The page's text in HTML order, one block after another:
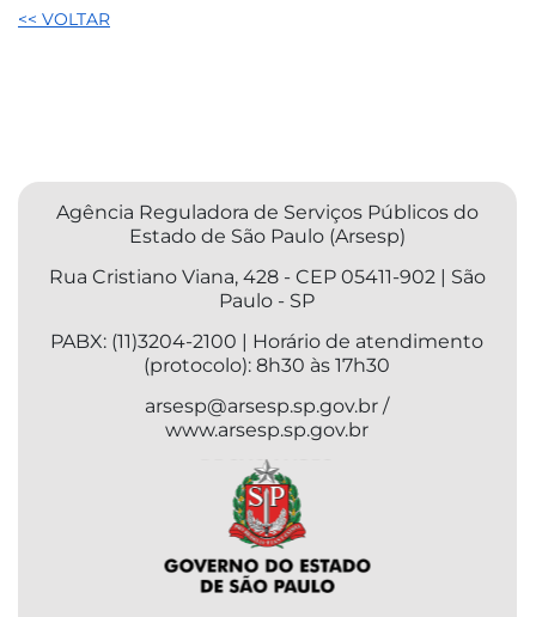
<< VOLTAR
Agência Reguladora de Serviços Públicos do
Estado de São Paulo (Arsesp)
Rua Cristiano Viana, 428 - CEP 05411-902 | São
Paulo - SP
PABX: (11)3204-2100 | Horário de atendimento
(protocolo): 8h30 às 17h30
arsesp@arsesp.sp.gov.br /
www.arsesp.sp.gov.br